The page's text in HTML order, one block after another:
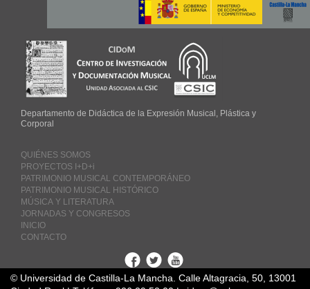
Departamento de Didáctica de la Expresión Musical, Plástica y
Corporal
QUIÉNES SOMOS
PROYECTOS I+D+i
PATRIMONIO MUSICAL CONTEMPORÁNEO
PATRIMONIO MUSICAL HISTÓRICO
MÚSICA Y LITERATURA
JORNADAS Y CONGRESOS
INICIO
CONTACTO
Facebook
TwitterYoutube
© Universidad de Castilla-La Mancha. Calle Altagracia, 50, 13001